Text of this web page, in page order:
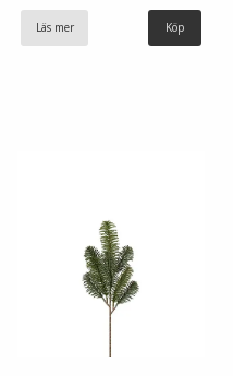
Läs mer